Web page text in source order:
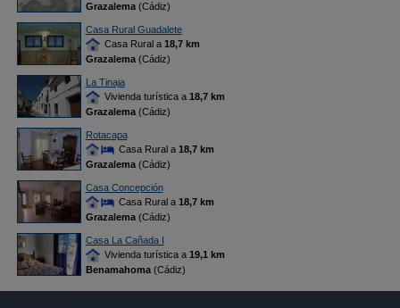
Grazalema(Cádiz)
Casa Rural Guadalete
Casa Rural a 18,7 km
Grazalema(Cádiz)
La Tinaja
Vivienda turística a 18,7 km
Grazalema(Cádiz)
Rotacapa
Casa Rural a 18,7 km
Grazalema(Cádiz)
Casa Concepción
Casa Rural a 18,7 km
Grazalema(Cádiz)
Casa La Cañada I
Vivienda turística a 19,1 km
Benamahoma(Cádiz)